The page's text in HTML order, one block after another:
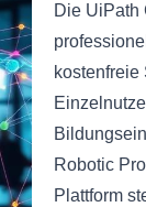
Die UiPath
kostenfreie
Robotic
Plattform